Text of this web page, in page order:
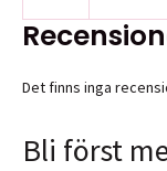
Det finns inga
Bli först